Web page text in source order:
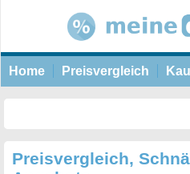
Home Preisvergleich
Preisvergleich,